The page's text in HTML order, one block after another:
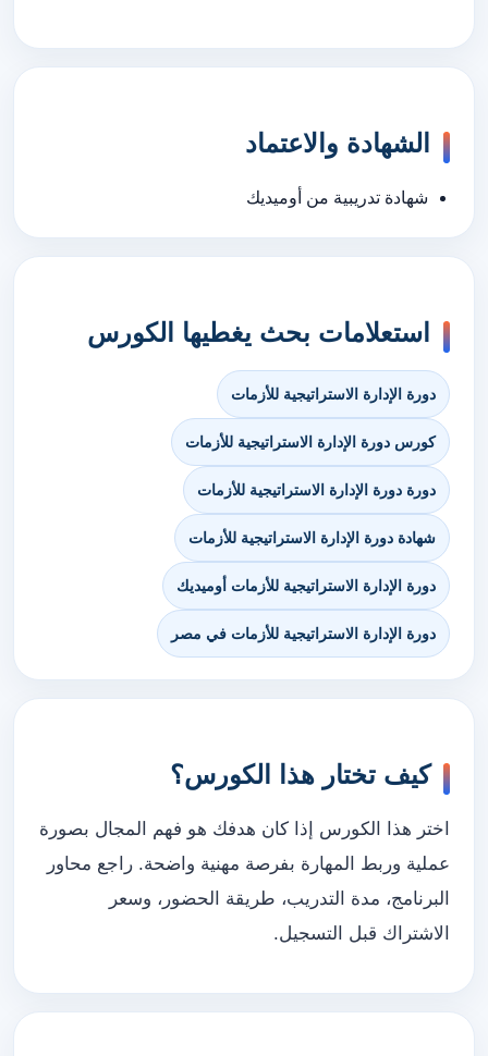
الشهادة والاعتماد
شهادة تدريبية من أوميديك
استعلامات بحث يغطيها الكورس
دورة الإدارة الاستراتيجية للأزمات
كورس دورة الإدارة الاستراتيجية للأزمات
دورة دورة الإدارة الاستراتيجية للأزمات
شهادة دورة الإدارة الاستراتيجية للأزمات
دورة الإدارة الاستراتيجية للأزمات أوميديك
دورة الإدارة الاستراتيجية للأزمات في مصر
كيف تختار هذا الكورس؟
اختر هذا الكورس إذا كان هدفك هو فهم المجال بصورة
عملية وربط المهارة بفرصة مهنية واضحة. راجع محاور
البرنامج، مدة التدريب، طريقة الحضور، وسعر
الاشتراك قبل التسجيل.